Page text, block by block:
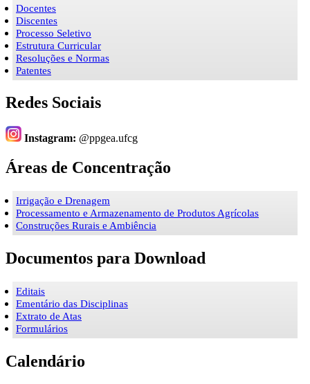
Docentes
Discentes
Processo Seletivo
Estrutura Curricular
Resoluções e Normas
Patentes
Redes Sociais
Instagram: @ppgea.ufcg
Áreas de Concentração
Irrigação e Drenagem
Processamento e Armazenamento de Produtos Agrícolas
Construções Rurais e Ambiência
Documentos para Download
Editais
Ementário das Disciplinas
Extrato de Atas
Formulários
Calendário